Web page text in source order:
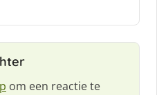
om een reactie te